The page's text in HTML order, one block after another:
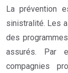
La prévention
sinistralité. Les
des
assurés. Par
compagnies